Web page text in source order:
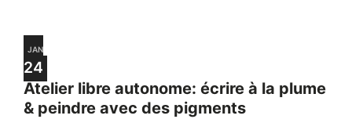
JAN
24
Atelier libre autonome: écrire à la plume
& peindre avec des pigments